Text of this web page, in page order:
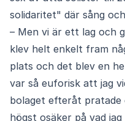
solidaritet" där sång
– Men vi är ett lag och
klev helt enkelt fram
plats och det blev en
var så euforisk att jag
bolaget efteråt pratade
högst osäker på vad